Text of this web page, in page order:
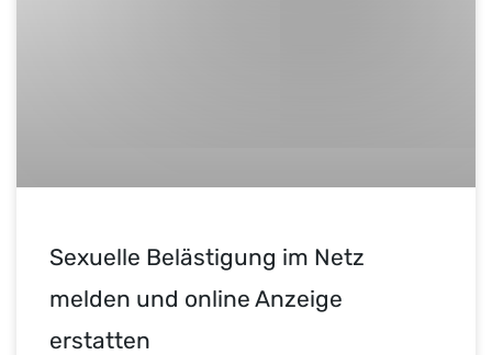
Sexuelle Belästigung im Netz
melden und online Anzeige
erstatten